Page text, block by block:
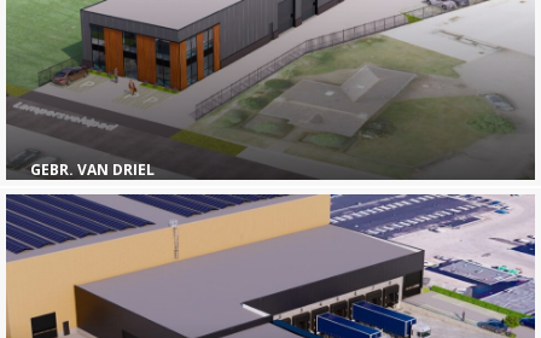
GEBR. VAN DRIEL